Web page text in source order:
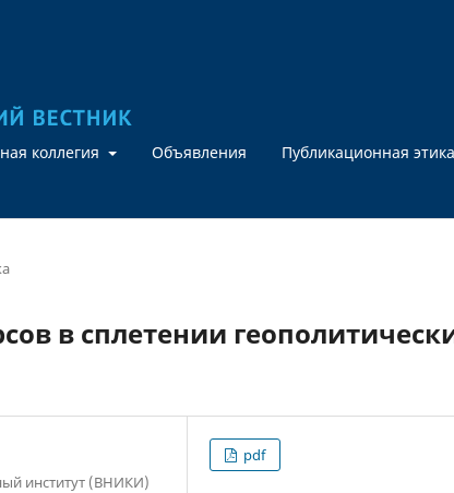
коллегия Объявления Публикационная этика
в сплетении
институт (ВНИКИ)
pdf